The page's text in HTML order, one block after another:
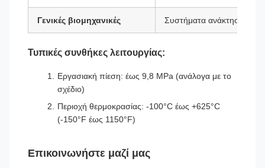
Γενικές βιομηχανικές Συστήματα ανάκτησης
Τυπικές συνθήκες λειτουργίας:
Εργασιακή πίεση: έως 9,8 MPa (ανάλογα με το
σχέδιο)
Περιοχή θερμοκρασίας: -100°C έως +625°C
(-150°F έως 1150°F)
Επικοινωνήστε μαζί μας